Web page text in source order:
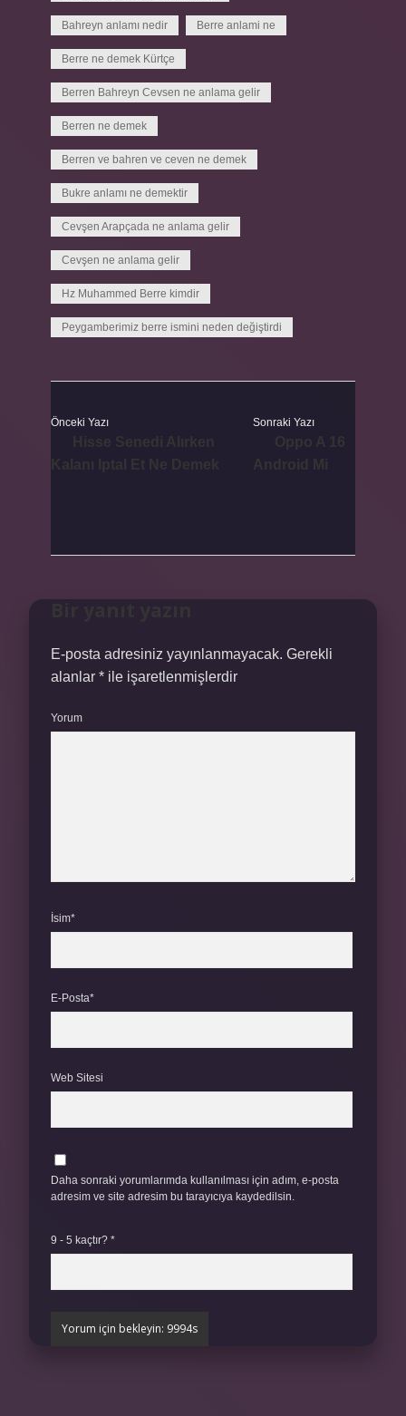
Bahreyn anlamı nedir Berre anlami ne
Berre ne demek Kürtçe
Berren Bahreyn Cevsen ne anlama gelir
Berren ne demek
Berren ve bahren ve ceven ne demek
Bukre anlamı ne demektir
Cevşen Arapçada ne anlama gelir
Cevşen ne anlama gelir
Hz Muhammed Berre kimdir
Peygamberimiz berre ismini neden değiştirdi
Önceki Yazı Sonraki Yazı
E-posta adresiniz yayınlanmayacak. Gerekli
alanlar * ile işaretlenmişlerdir
Yorum
İsim*
E-Posta*
Web Sitesi
Daha sonraki yorumlarımda kullanılması için adım, e-posta
adresim ve site adresim bu tarayıcıya kaydedilsin.
9 - 5 kaçtır? *